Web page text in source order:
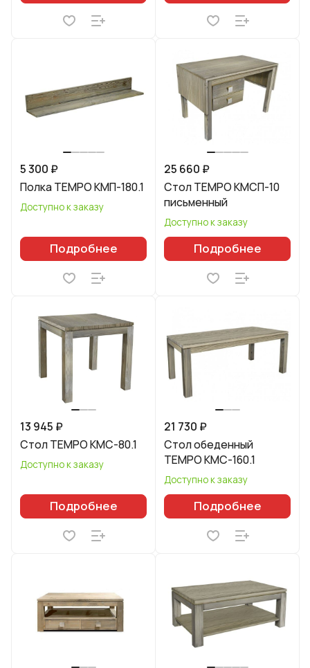
5 300 ₽
Полка TEMPO КМП-180.1
Доступно к заказу
Подробнее
25 660 ₽
Стол TEMPO КМСП-10
письменный
Доступно к заказу
Подробнее
13 945 ₽
Стол TEMPO КМС-80.1
Доступно к заказу
Подробнее
21 730 ₽
Стол обеденный
TEMPO КМС-160.1
Доступно к заказу
Подробнее